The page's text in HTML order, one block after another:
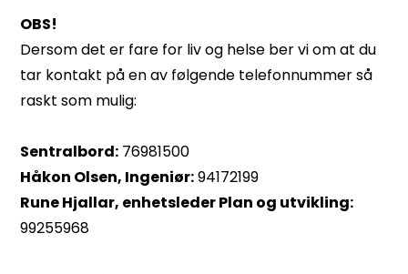
OBS!
Dersom det er fare for liv og helse ber vi om at du
tar kontakt på en av følgende telefonnummer så
raskt som mulig:
Sentralbord: 76981500
Håkon Olsen, Ingeniør:94172199
Rune Hjallar, enhetsleder Plan og utvikling:
99255968